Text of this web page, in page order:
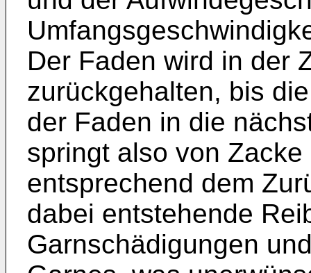
Der Faden wird in der
zurückgehalten, bis
der Faden in die
springt also von
entsprechend dem
dabei entstehende
Garnschädigungen